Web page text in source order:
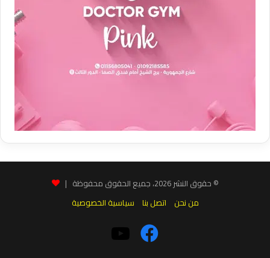
© حقوق النشر 2026، جميع الحقوق محفوظة |
من نحن
اتصل بنا سياسية الخصوصية
فيسبوك